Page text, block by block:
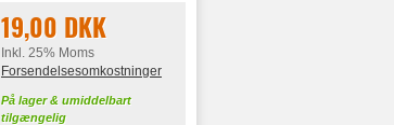
19,00 DKK
Inkl. 25% Moms
Forsendelsesomkostninger
På lager & umiddelbart
tilgængelig